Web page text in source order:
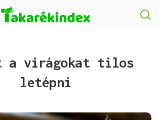
a virágokat tilos
letépni